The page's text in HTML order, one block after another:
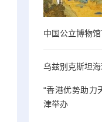
中国公立博物
乌兹别克斯坦
“香港优势助力
津举办